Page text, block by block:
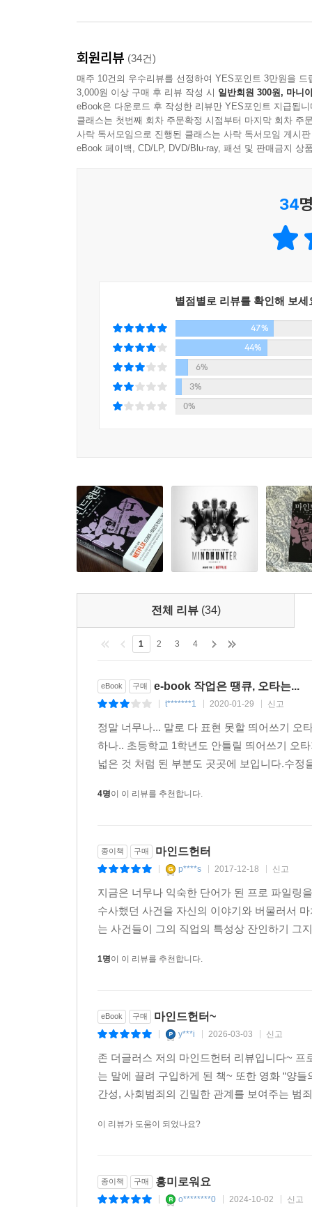
서술하며 자신의 실패를 고백한다. 그리고 인성
고통스러운 일인지 고백한다. 그는 온갖 잔혹
전국으로 출장을 다니고 재판에 참석하느라 아
베테랑 수사관인 그에게도 쉽지 않았다고 술
프로파일링을 체계화한 저자의 노력은 범죄 수사
회원리뷰 (34건)
매주 10건의 우수리뷰를 선정하여 YES포인트 3만원을 드
3,000원 이상 구매 후 리뷰 작성 시 일반회원 300원, 마니
eBook은 다운로드 후 작성한 리뷰만 YES포인트 지급됩니
클래스는 첫번째 회차 주문확정 시점부터 마지막 회차 주
사락 독서모임으로 진행된 클래스는 사락 독서모임 게시
eBook 페이백, CD/LP, DVD/Blu-ray, 패션 및 판매금지 상
34
별점별로 리뷰를 확인해 보세
47%
44%
6%
3%
0%
전체 리뷰 (34)
1 2 3 4
eBook 구매 e-book 작업은 땡큐, 오타는...
t*******1 2020-01-29 신고
정말 너무나... 말로 다 표현 못할 띄어쓰기 오
하나.. 초등학교 1학년도 안틀릴 띄어쓰기 오
넓은 것 처럼 된 부분도 곳곳에 보입니다.수
4명이 이 리뷰를 추천합니다.
종이책 구매 마인드헌터
p****s 2017-12-18 신고
지금은 너무나 익숙한 단어가 된 프로 파일링
수사했던 사건을 자신의 이야기와 버물러서
는 사건들이 그의 직업의 특성상 잔인하기 그
1명이 이 리뷰를 추천합니다.
eBook 구매 마인드헌터~
y***i 2026-03-03 신고
존 더글러스 저의 마인드헌터 리뷰입니다~
는 말에 끌려 구입하게 된 책~ 또한 영화 “양
간성, 사회범죄의 긴밀한 관계를 보여주는 범
이 리뷰가 도움이 되었나요?
종이책 구매 흥미로워요
o********0 2024-10-02 신고